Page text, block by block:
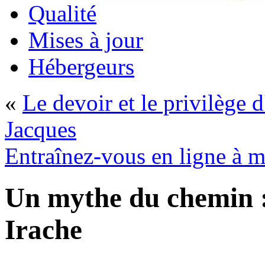
Qualité
Mises à jour
Hébergeurs
« Le devoir et le privilège
Jacques
Entraînez-vous en ligne à
Un mythe du chemin
Irache